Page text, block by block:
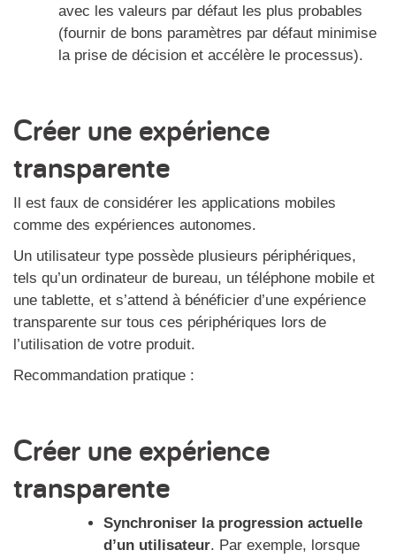
avec les valeurs par défaut les plus probables
(fournir de bons paramètres par défaut minimise
la prise de décision et accélère le processus).
Créer une expérience
transparente
Il est faux de considérer les applications mobiles
comme des expériences autonomes.
Un utilisateur type possède plusieurs périphériques,
tels qu’un ordinateur de bureau, un téléphone mobile et
une tablette, et s’attend à bénéficier d’une expérience
transparente sur tous ces périphériques lors de
l’utilisation de votre produit.
Recommandation pratique :
Créer une expérience
transparente
Synchroniser la progression actuelle
d’un utilisateur. Par exemple, lorsque